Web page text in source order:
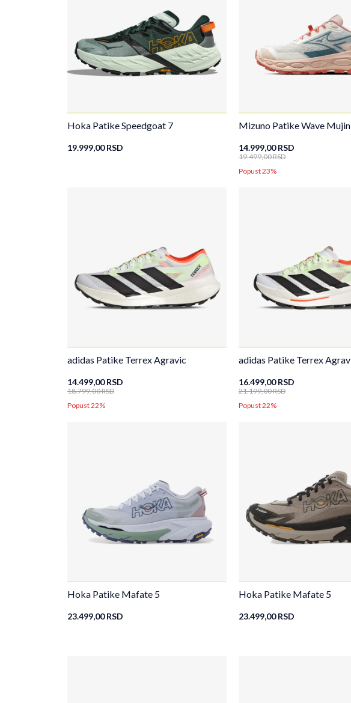
Hoka Patike Speedgoat 7
19.999,00 RSD
Mizuno Patike Wave Mujin
14.999,00 RSD
19.499,00RSD
Popust 23%
adidas Patike Terrex Agravic
14.499,00 RSD
18.799,00RSD
Popust 22%
adidas Patike Terrex
16.499,00 RSD
21.199,00RSD
Popust 22%
Hoka Patike Mafate 5
23.499,00 RSD
Hoka Patike Mafate 5
23.499,00 RSD